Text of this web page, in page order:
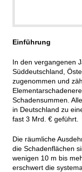
Einführung
In den vergangenen
Süddeutschland,
zugenommen und
Schadensummen.
in Deutschland zu
fast 3 Mrd. € geführt.
Die räumliche
die Schadenflächen
wenigen 10 m bis
erschwert die